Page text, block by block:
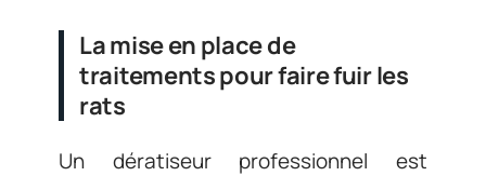
La mise en place de
traitements pour faire fuir les
rats
Un dératiseur professionnel est